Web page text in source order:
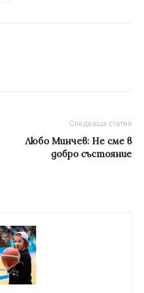
Следваща статия
Любо Минчев: Не сме в
добро състояние